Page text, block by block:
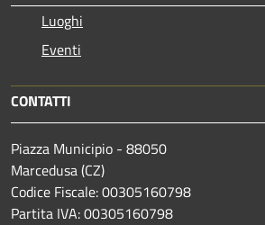
Luoghi
Eventi
CONTATTI
Piazza Municipio - 88050
Marcedusa (CZ)
Codice Fiscale: 00305160798
Partita IVA: 00305160798